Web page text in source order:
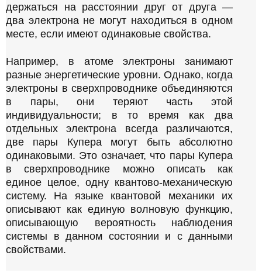
держаться на расстоянии друг от друга —
два электрона не могут находиться в одном
месте, если имеют одинаковые свойства.
Например, в атоме электроны занимают
разные энергетические уровни. Однако, когда
электроны в сверхпроводнике объединяются
в пары, они теряют часть этой
индивидуальности; в то время как два
отдельных электрона всегда различаются,
две пары Купера могут быть абсолютно
одинаковыми. Это означает, что пары Купера
в сверхпроводнике можно описать как
единое целое, одну квантово-механическую
систему. На языке квантовой механики их
описывают как единую волновую функцию,
описывающую вероятность наблюдения
системы в данном состоянии и с данными
свойствами.